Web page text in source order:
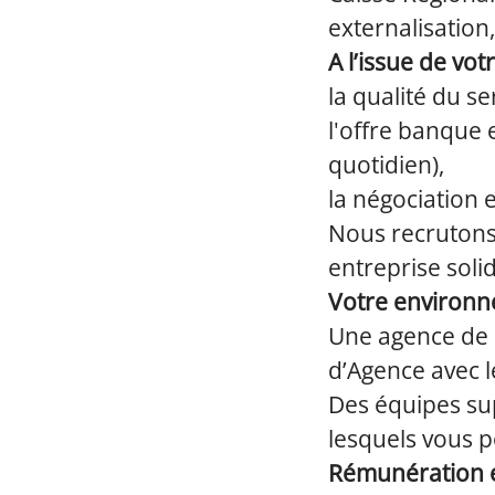
A l’issue de
la qualité du
l'offre banque
quotidien),
la négociation
Nous
entreprise
Votre
Une agence
d’Agence
Des équipes
lesquels vous
Rémunération